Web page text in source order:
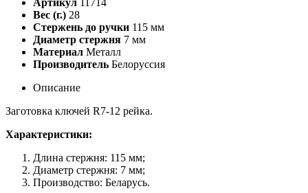
Артикул 11714
Вес (г.) 28
Стержень до ручки 115 мм
Диаметр стержня 7 мм
Материал Металл
Производитель Белоруссия
Описание
Заготовка ключей R7-12 рейка.
Характеристики:
Длина стержня: 115 мм;
Диаметр стержня: 7 мм;
Производство: Беларусь.